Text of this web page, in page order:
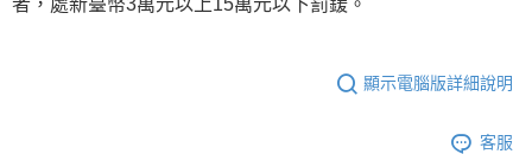
顯示電腦版詳細說明
客服